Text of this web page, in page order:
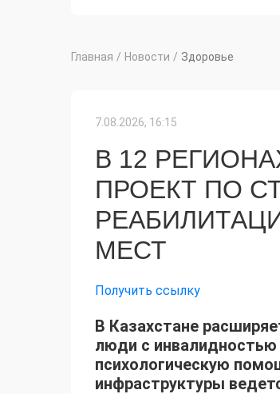
Главная / Новости / Здоровье
7.08.2026, 16:15
В 12
ПРОЕКТ ПО
МЕСТ
Получить ссылку
В Казахстане
люди с
психологическую
инфраструктуры